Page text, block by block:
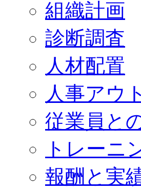
組織計画
診断調査
人材配置
人事アウ
従業員と
トレーニ
報酬と実